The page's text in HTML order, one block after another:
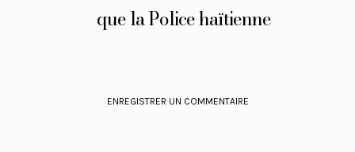
que la Police haïtienne
ENREGISTRER UN COMMENTAIRE